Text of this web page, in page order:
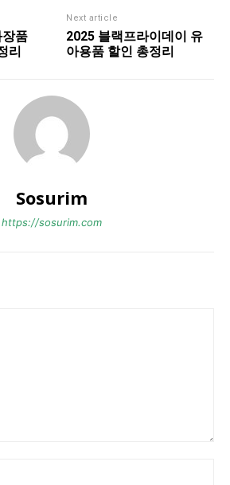
품
리
Next article
2025 블랙프라이데이 유
아용품 할인 총정리
Sosurim
https://sosurim.com